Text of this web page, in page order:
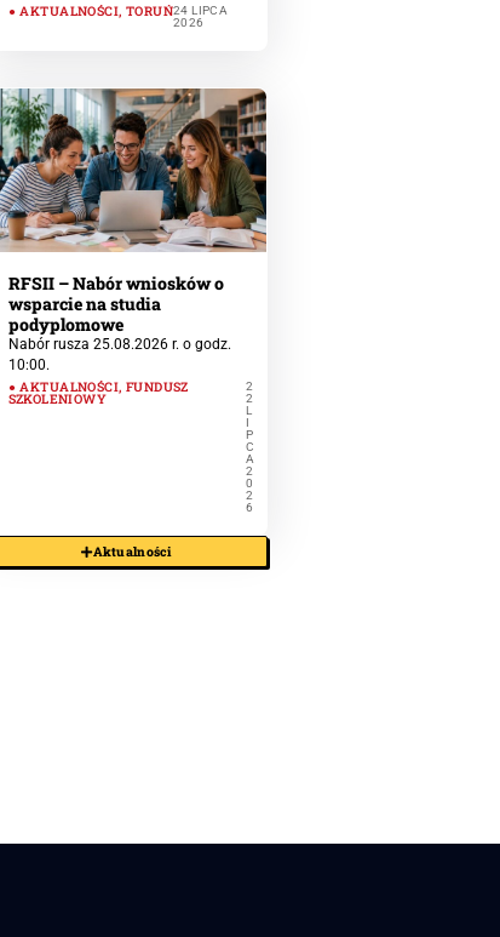
AKTUALNOŚCI, TORUŃ24 LIPCA
2026
RFSII – Nabór wniosków o
wsparcie na studia
podyplomowe
Nabór rusza 25.08.2026 r. o godz.
10:00.
AKTUALNOŚCI, FUNDUSZ
SZKOLENIOWY
2
2
L
I
P
C
A
2
0
2
6
Aktualności